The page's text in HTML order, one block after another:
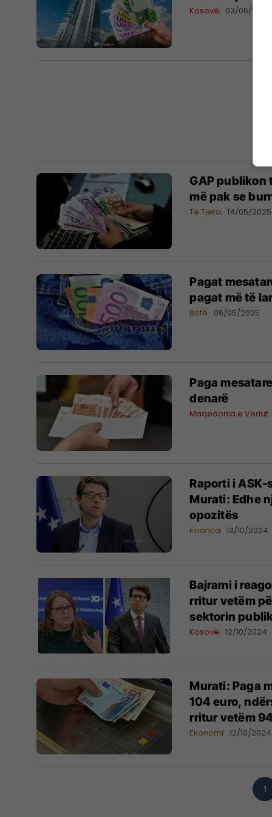
Kosovë 03/06/2025
GAP publikon
më pak se
Të Tjera 14/05/2025
Pagat
pagat më të
Botë 06/05/2025
Paga
denarë
Maqedonia e Veriut
Raporti i
Murati: Edhe
opozitës
Financa 13/10/2024
Bajrami i
rritur vetëm
sektorin
Kosovë 12/10/2024
Murati: Paga
104 euro,
rritur vetëm
Ekonomi 12/10/2024
1